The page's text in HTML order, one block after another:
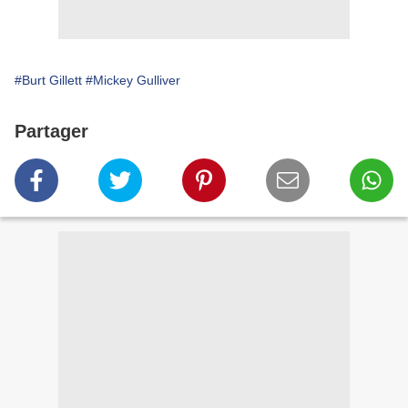
#Burt Gillett #Mickey Gulliver
Partager